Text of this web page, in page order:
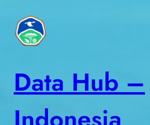
content
Data Hub –